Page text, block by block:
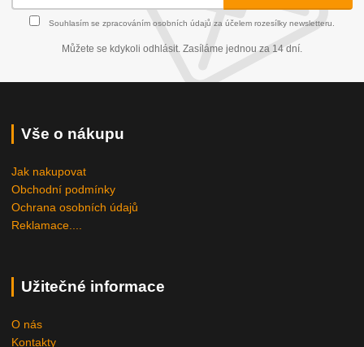
Souhlasím se zpracováním osobních údajů za účelem rozesílky newsletteru.
Můžete se kdykoli odhlásit. Zasíláme jednou za 14 dní.
Vše o nákupu
Jak nakupovat
Obchodní podmínky
Ochrana osobních údajů
Reklamace....
Užitečné informace
O nás
Kontakty